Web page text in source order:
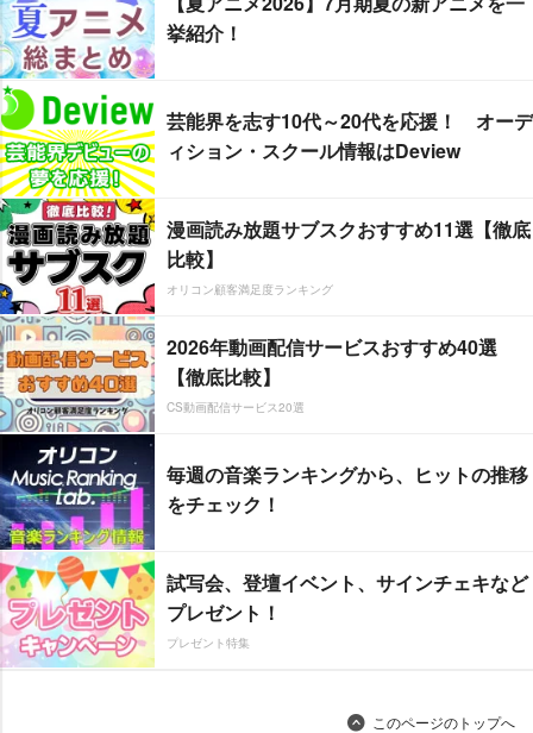
挙紹介！
芸能界を志す10代～20代を応援！ オーデ
ィション・スクール情報はDeview
漫画読み放題サブスクおすすめ11選【徹底
比較】
オリコン顧客満足度ランキング
2026年動画配信サービスおすすめ40選
【徹底比較】
CS動画配信サービス20選
毎週の音楽ランキングから、ヒットの推移
をチェック！
試写会、登壇イベント、サインチェキなど
プレゼント！
プレゼント特集
このページのトップへ